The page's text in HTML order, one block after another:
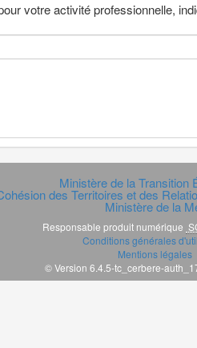
votre activité professionnelle,
Ministère de la Transition
des Territoires et des
Ministère de la
Responsable produit numérique
Conditions générales
Mentions légales
© Version 6.4.5-tc_cerbere-